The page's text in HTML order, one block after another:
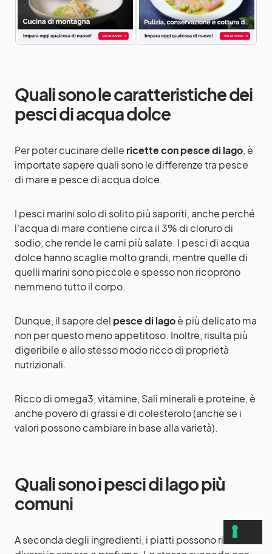
Quali sono le caratteristiche dei
pesci di acqua dolce
Per poter cucinare delle ricette con pesce di lago, è
importate sapere quali sono le differenze tra pesce
di mare e pesce di acqua dolce.
I pesci marini solo di solito più saporiti, anche perché
l’acqua di mare contiene circa il 3% di cloruro di
sodio, che rende le carni più salate. I pesci di acqua
dolce hanno scaglie molto grandi, mentre quelle di
quelli marini sono piccole e spesso non ricoprono
nemmeno tutto il corpo.
Dunque, il sapore del pesce di lagoè più delicato ma
non per questo meno appetitoso. Inoltre, risulta più
digeribile e allo stesso modo ricco di proprietà
nutrizionali.
Ricco di omega3, vitamine, Sali minerali e proteine, è
anche povero di grassi e di colesterolo (anche se i
valori possono cambiare in base alla varietà).
Quali sono i pesci di lago più
comuni
A seconda degli ingredienti, i piatti possono risultare